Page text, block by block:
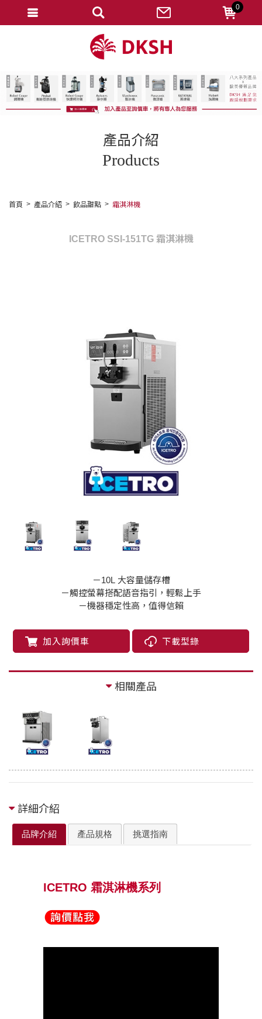
產品介紹
Products
首頁 產品介紹 飲品甜點 霜淇淋機
ICETRO SSI-151TG 霜淇淋機
－10L 大容量儲存槽
－觸控螢幕搭配語音指引，輕鬆上手
－機器穩定性高，值得信賴
加入詢價車 下載型錄
相關產品
詳細介紹
品牌介紹 產品規格 挑選指南
ICETRO 霜淇淋機系列
0
忘記密碼
變更密碼
匯款通知